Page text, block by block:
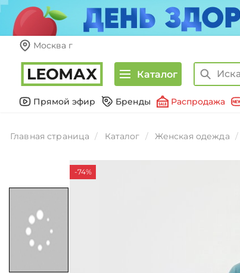
Москва г
Каталог
Прямой эфир Бренды Распродажа
Главная страница Каталог Женская одежда
-74%